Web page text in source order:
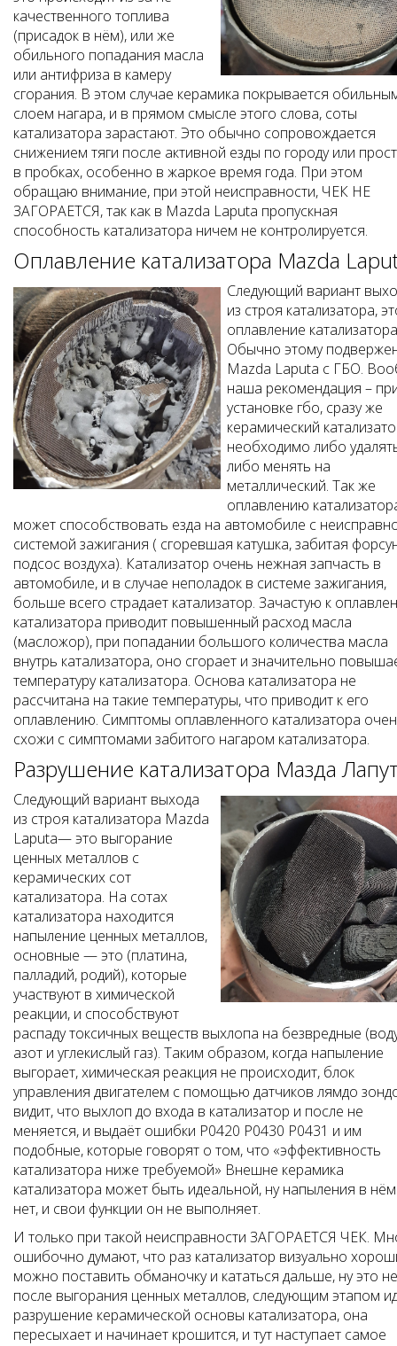
качественного топлива
(присадок в нём), или же
обильного попадания масла
или антифриза в камеру
сгорания. В этом случае керамика покрывается
слоем нагара, и в прямом смысле этого слова, соты
катализатора зарастают. Это обычно сопровождается
снижением тяги после активной езды по городу или
в пробках, особенно в жаркое время года. При этом
обращаю внимание, при этой неисправности, ЧЕК НЕ
ЗАГОРАЕТСЯ, так как в Mazda Laputa пропускная
способность катализатора ничем не контролируется.
Оплавление катализатора Mazda
Следующий вариант
из строя катализатора,
оплавление
Обычно этому
Mazda Laputa с ГБО.
наша рекомендация –
установке гбо, сразу же
керамический
необходимо либо
либо менять на
металлический. Так же
оплавлению
может способствовать езда на автомобиле с
системой зажигания ( сгоревшая катушка, забитая
подсос воздуха). Катализатор очень нежная запчасть в
автомобиле, и в случае неполадок в системе зажигания,
больше всего страдает катализатор. Зачастую к
катализатора приводит повышенный расход масла
(масложор), при попадании большого количества масла
внутрь катализатора, оно сгорает и значительно
температуру катализатора. Основа катализатора не
рассчитана на такие температуры, что приводит к его
оплавлению. Симптомы оплавленного катализатора
схожи с симптомами забитого нагаром катализатора.
Разрушение катализатора Мазда
Следующий вариант выхода
из строя катализатора Mazda
Laputa— это выгорание
ценных металлов с
керамических сот
катализатора. На сотах
катализатора находится
напыление ценных металлов,
основные — это (платина,
палладий, родий), которые
участвуют в химической
реакции, и способствуют
распаду токсичных веществ выхлопа на безвредные
азот и углекислый газ). Таким образом, когда напыление
выгорает, химическая реакция не происходит, блок
управления двигателем с помощью датчиков лямдо
видит, что выхлоп до входа в катализатор и после не
меняется, и выдаёт ошибки P0420 P0430 P0431 и им
подобные, которые говорят о том, что «эффективность
катализатора ниже требуемой» Внешне керамика
катализатора может быть идеальной, ну напыления в
нет, и свои функции он не выполняет.
И только при такой неисправности ЗАГОРАЕТСЯ ЧЕК.
ошибочно думают, что раз катализатор визуально
можно поставить обманочку и кататься дальше, ну это
после выгорания ценных металлов, следующим этапом
разрушение керамической основы катализатора, она
пересыхает и начинает крошится, и тут наступает самое